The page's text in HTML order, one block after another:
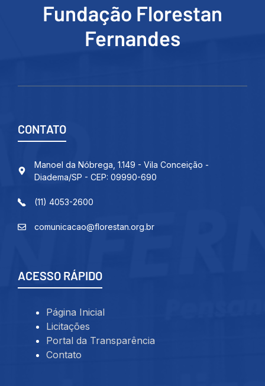
Fundação Florestan
Fernandes
CONTATO
Manoel da Nóbrega, 1.149 - Vila Conceição -
Diadema/SP - CEP: 09990-690
(11) 4053-2600
comunicacao@florestan.org.br
ACESSO RÁPIDO
Página Inicial
Licitações
Portal da Transparência
Contato